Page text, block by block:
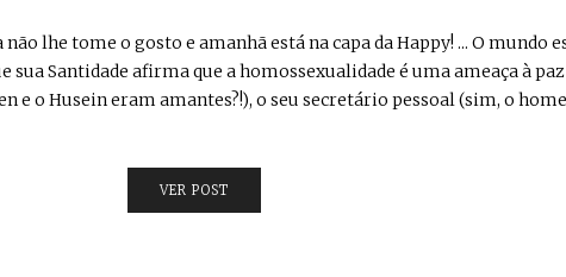
lhe tome o gosto e amanhã está na capa da Happy! ... O mundo
sua Santidade afirma que a homossexualidade é uma ameaça à paz
e o Husein eram amantes?!), o seu secretário pessoal (sim, o
VER POST